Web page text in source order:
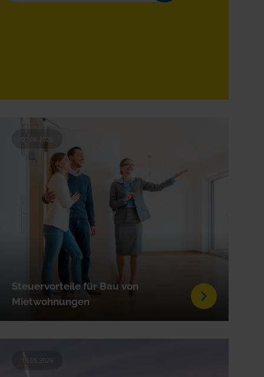
Steuervorteile für Bau von
Mietwohnungen
01.06.2026
18.05.2026